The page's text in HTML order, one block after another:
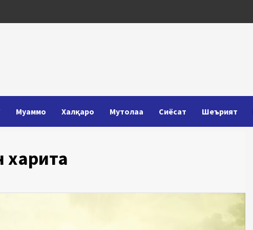
Муаммо Халқаро Мутолаа Сиёсат Шеърият
харита